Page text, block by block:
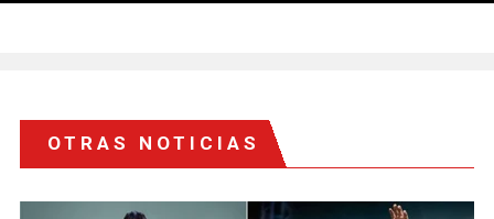
OTRAS NOTICIAS